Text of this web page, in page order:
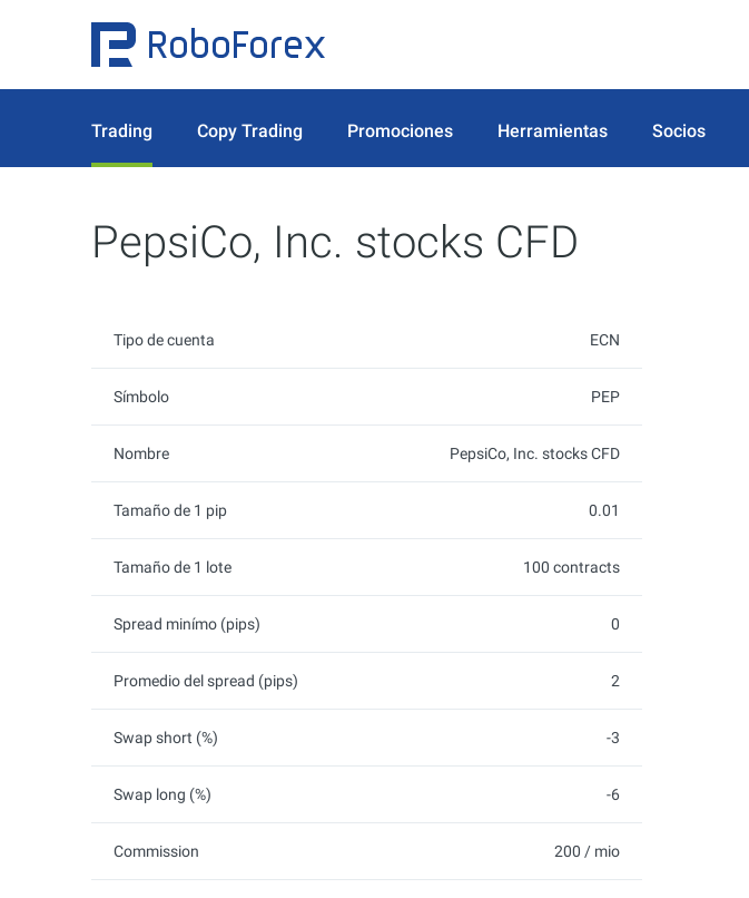
Trading Copy Trading Promociones Herramientas Socios
PepsiCo, Inc. stocks CFD
Tipo de cuenta ECN
Símbolo PEP
Nombre PepsiCo, Inc. stocks CFD
Tamaño de 1 pip 0.01
Tamaño de 1 lote 100 contracts
Spread minímo (pips) 0
Promedio del spread (pips) 2
Swap short (%) -3
Swap long (%) -6
Commission 200 / mio